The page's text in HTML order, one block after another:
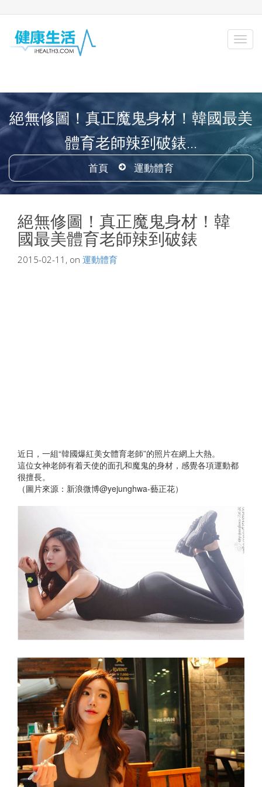
絕無修圖！真正魔鬼身材！韓國最美
體育老師辣到破錶...
首頁 運動體育
絕無修圖！真正魔鬼身材！韓
國最美體育老師辣到破錶
2015-02-11, on 運動體育
近日，一組“韓國爆紅美女體育老師”的照片在網上大熱。
這位女神老師有着天使的面孔和魔鬼的身材，感覺各項運動都
很擅長。
（圖片來源：新浪微博@yejunghwa-藝正花）